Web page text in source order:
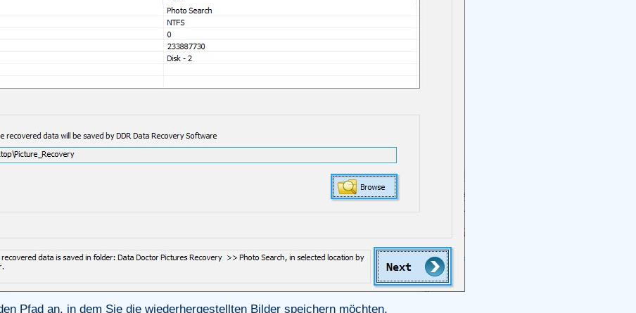
Pfad an, in dem Sie die wiederhergestellten Bilder speichern möchten.